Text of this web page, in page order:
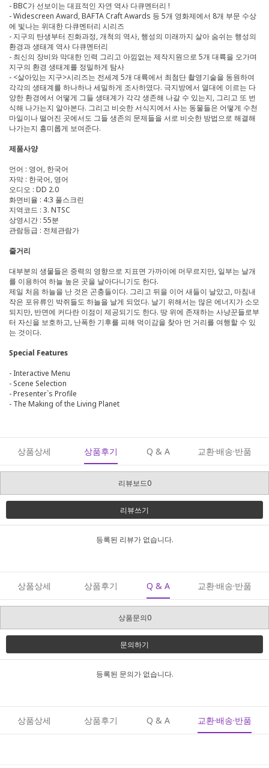
- BBC가 선보이는 대표적인 자연 역사 다큐멘터리 !
- Widescreen Award, BAFTA Craft Awards 등 5개 영화제에서 8개 부문 수상
에 빛나는 위대한 다큐멘터리 시리즈
- 지구의 탄생부터 진화과정, 개척의 역사, 행성의 미래까지 살아 숨쉬는 행성의
환경과 생태계 역사 다큐멘터리
- 최신의 장비와 막대한 인력 그리고 아낌없는 제작지원으로 5개 대륙을 오가며
지구의 환경 생태계를 정밀하게 탐사
- <살아있는 지구>시리즈는 전세계 5개 대륙에서 최첨단 촬영기술을 동원하여
각각의 생태계를 하나하나 세밀하게 조사하였다. 극지방에서 열대에 이르는 다
양한 환경에서 어떻게 그들 생태계가 각각 생존해 나갈 수 있는지, 그리고 또 번
식해 나가는지 알아본다. 그리고 비슷한 서식지에서 사는 동물들은 어떻게 수천
마일이나 떨어진 곳에서도 그들 생존의 문제들을 서로 비슷한 방법으로 해결해
나가는지 흥미롭게 보여준다.
제품사양
언어 : 영어, 한국어
자막 : 한국어, 영어
오디오 : DD 2.0
화면비율 : 4:3 풀스크린
지역코드 : 3. NTSC
상영시간 : 55분
관람등급 : 전체관람가
줄거리
대부분의 생물들은 중력의 영향으로 지표면 가까이에 머무르지만, 일부는 날개
를 이용하여 하늘 높은 곳을 날아다니기도 한다.
제일 처음 하늘을 난 것은 곤충들이다. 그리고 뒤을 이어 새들이 날았고, 마침내
작은 포유류인 박쥐들도 하늘을 날게 되었다. 날기 위해서는 많은 에너지가 소모
되지만, 반면에 커다란 이점이 제공되기도 한다. 땅 위에 존재하는 사냥꾼들로부
터 자신을 보호하고, 난폭한 기후를 피해 먹이감을 찾아 먼 거리를 여행할 수 있
는 것이다.
Special Features
- Interactive Menu
- Scene Selection
- Presenter`s Profile
- The Making of the Living Planet
상품상세 상품후기 Q & A 교환·배송·반품
리뷰보드0
리뷰쓰기
등록된 리뷰가 없습니다.
상품상세 상품후기 Q & A 교환·배송·반품
상품문의0
문의하기
등록된 문의가 없습니다.
상품상세 상품후기 Q & A 교환·배송·반품